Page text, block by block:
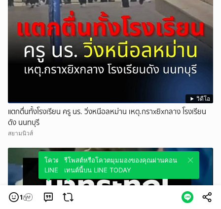
วิดีโอ
แตกตื่นทั้งโรงเรียน ครู นร. วิ่งหนีอลหม่าน เหตุ.กราxยิxกลาง โรงเรียน
ดัง นนทบุรี
สยามนิวส์
1
โควตมุมมองของคุณผ่านคอนเทนต์นี้บน
LINE TODAY
รีโพสต์หรือโควตมุมมองของคุณผ่านคอน
เทนต์นี้บน LINE TODAY